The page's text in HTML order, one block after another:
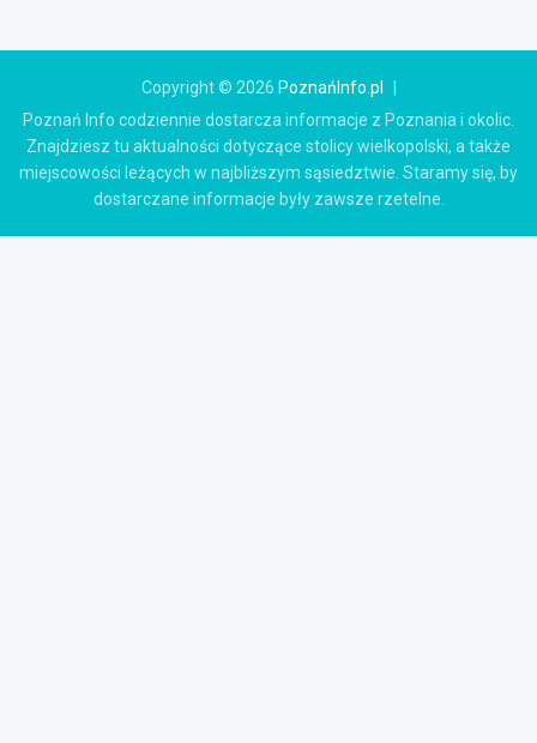
Copyright © 2026 PoznańInfo.pl
Poznań Info codziennie dostarcza informacje z Poznania i okolic.
Znajdziesz tu aktualności dotyczące stolicy wielkopolski, a także
miejscowości leżących w najbliższym sąsiedztwie. Staramy się, by
dostarczane informacje były zawsze rzetelne.